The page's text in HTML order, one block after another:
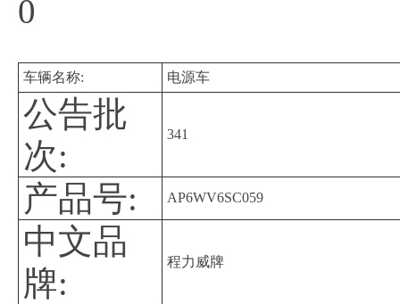
0
车辆名称: 电源车
公告批
次:
341
产品号: AP6WV6SC059
中文品
牌:
程力威牌